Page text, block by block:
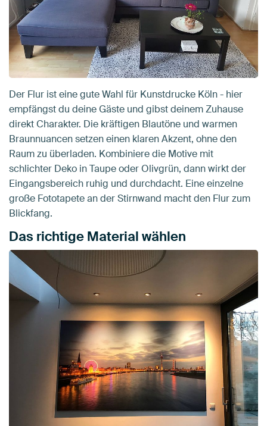
Der Flur ist eine gute Wahl für Kunstdrucke Köln - hier
empfängst du deine Gäste und gibst deinem Zuhause
direkt Charakter. Die kräftigen Blautöne und warmen
Braunnuancen setzen einen klaren Akzent, ohne den
Raum zu überladen. Kombiniere die Motive mit
schlichter Deko in Taupe oder Olivgrün, dann wirkt der
Eingangsbereich ruhig und durchdacht. Eine einzelne
große Fototapete an der Stirnwand macht den Flur zum
Blickfang.
Das richtige Material wählen